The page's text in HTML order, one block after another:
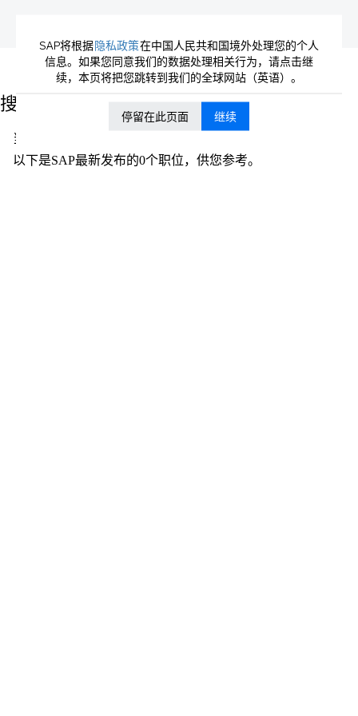
| 位于 SAP（当
前
面）
搜索结果：
当前没有符合 "
以下是SAP最新发布的0个职位，供您参考。
SAP将根据隐私政策在中国人民共和国境外处理您的个人
信息。如果您同意我们的数据处理相关行为，请点击继
续，本页将把您跳转到我们的全球网站（英语）。
停留在此页面 继续